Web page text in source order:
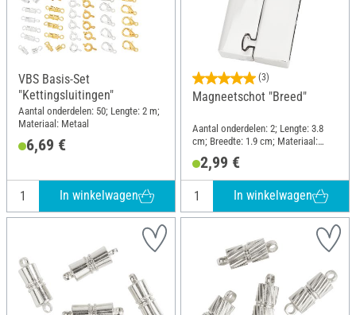
VBS Basis-Set
"Kettingsluitingen"
Aantal onderdelen: 50; Lengte: 2 m;
Materiaal: Metaal
6,69 €
In winkelwagen
(3)
Magneetschot "Breed"
Aantal onderdelen: 2; Lengte: 3.8
cm; Breedte: 1.9 cm; Materiaal:
2,99 €
In winkelwagen